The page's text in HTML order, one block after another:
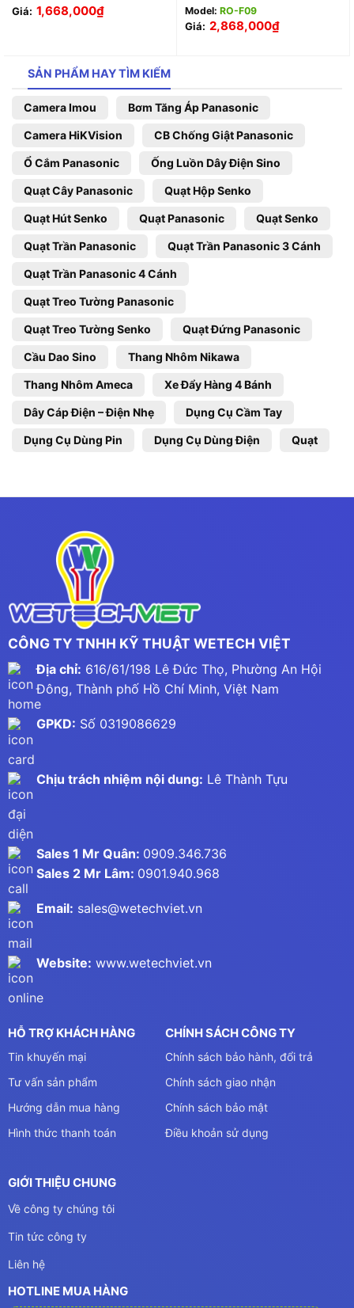
Giá: 1,668,000₫ Model: RO-F09
Giá: 2,868,000₫
SẢN PHẨM HAY TÌM KIẾM
Camera Imou Bơm Tăng Áp Panasonic
Camera HiKVision CB Chống Giật Panasonic
Ổ Cắm Panasonic Ống Luồn Dây Điện Sino
Quạt Cây Panasonic Quạt Hộp Senko
Quạt Hút Senko Quạt Panasonic Quạt Senko
Quạt Trần Panasonic Quạt Trần Panasonic 3 Cánh
Quạt Trần Panasonic 4 Cánh
Quạt Treo Tường Panasonic
Quạt Treo Tường Senko Quạt Đứng Panasonic
Cầu Dao Sino Thang Nhôm Nikawa
Thang Nhôm Ameca Xe Đẩy Hàng 4 Bánh
Dây Cáp Điện – Điện Nhẹ Dụng Cụ Cầm Tay
Dụng Cụ Dùng Pin Dụng Cụ Dùng Điện Quạt
CÔNG TY TNHH KỸ THUẬT WETECH VIỆT
Địa chỉ: 616/61/198 Lê Đức Thọ, Phường An Hội
Đông, Thành phố Hồ Chí Minh, Việt Nam
GPKD: Số 0319086629
Chịu trách nhiệm nội dung: Lê Thành Tựu
Sales 1 Mr Quân: 0909.346.736
Sales 2 Mr Lâm: 0901.940.968
Email: sales@wetechviet.vn
Website: www.wetechviet.vn
HỖ TRỢ KHÁCH HÀNG
Tin khuyến mại
Tư vấn sản phẩm
Hướng dẫn mua hàng
Hình thức thanh toán
CHÍNH SÁCH CÔNG TY
Chính sách bảo hành, đổi trả
Chính sách giao nhận
Chính sách bảo mật
Điều khoản sử dụng
GIỚI THIỆU CHUNG
Về công ty chúng tôi
Tin tức công ty
Liên hệ
HOTLINE MUA HÀNG